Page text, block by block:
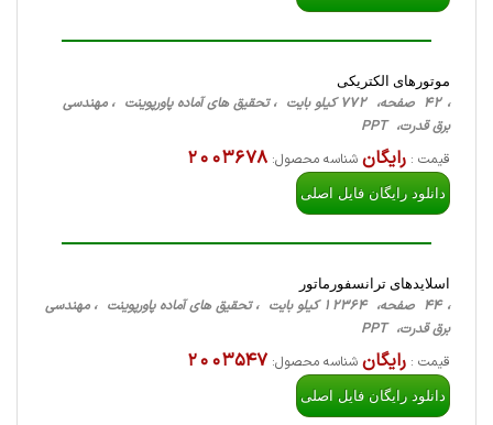
موتورهای الکتریکی
، 42 صفحه، 772 کیلو بایت ، تحقیق های آماده پاورپوینت ، مهندسی
برق قدرت، PPT
قیمت : رایگانشناسه محصول: 2003678
دانلود رایگان فایل اصلی
اسلایدهای ترانسفورماتور
، 44 صفحه، 12364 کیلو بایت ، تحقیق های آماده پاورپوینت ، مهندسی
برق قدرت، PPT
قیمت : رایگانشناسه محصول: 2003547
دانلود رایگان فایل اصلی